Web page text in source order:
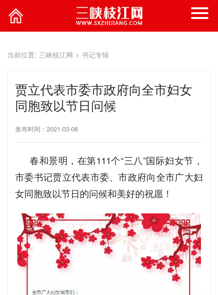
当前位置: 三峡枝江网 > 书记专辑
贾立代表市委市政府向全市妇女
同胞致以节日问候
发布时间：2021-03-08
春和景明，在第111个“三八”国际妇女节，
市委书记贾立代表市委、市政府向全市广大妇
女同胞致以节日的问候和美好的祝愿！